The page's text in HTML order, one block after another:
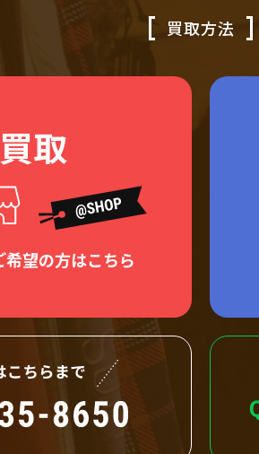
買取方法
取
望の方はこちら